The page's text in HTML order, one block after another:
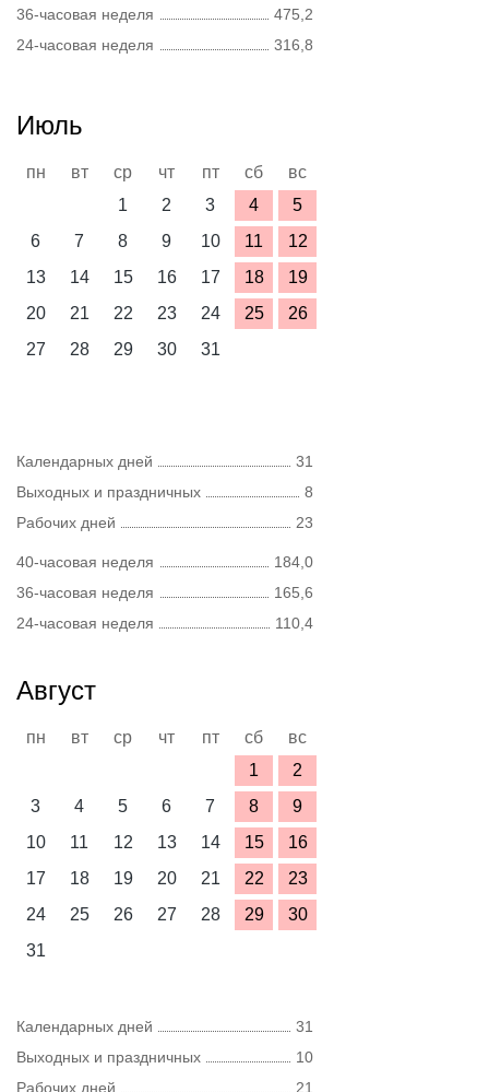
36-часовая неделя
475,2
24-часовая неделя
316,8
Июль
пн вт ср чт пт сб
вс
1
2 3 4
5
6
7 8 9 10 11
12
13
14 15 16 17 18
19
20
21 22 23 24 25
26
27
28 29 30 31
Календарных дней
31
Выходных и праздничных
8
Рабочих дней
23
40-часовая неделя
184,0
36-часовая неделя
165,6
24-часовая неделя
110,4
Август
пн вт ср чт пт сб
вс
1
2
3
4 5 6 7 8
9
10
11 12 13 14 15
16
17
18 19 20 21 22
23
24
25 26 27 28 29
30
31
Календарных дней
31
Выходных и праздничных
10
Рабочих дней
21